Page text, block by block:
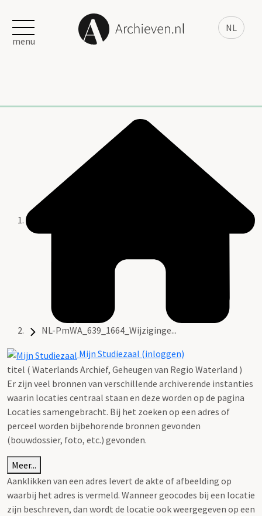
NL
menu
NL-PmWA_639_1664_Wijziginge...
Mijn Studiezaal (inloggen)
titel ( Waterlands Archief, Geheugen van Regio Waterland )
Er zijn veel bronnen van verschillende archiverende instanties
waarin locaties centraal staan en deze worden op de pagina
Locaties samengebracht. Bij het zoeken op een adres of
perceel worden bijbehorende bronnen gevonden
(bouwdossier, foto, etc.) gevonden.
Meer...
Aanklikken van een adres levert de akte of afbeelding op
waarbij het adres is vermeld. Wanneer geocodes bij een locatie
zijn beschreven, dan wordt de locatie ook weergegeven op een